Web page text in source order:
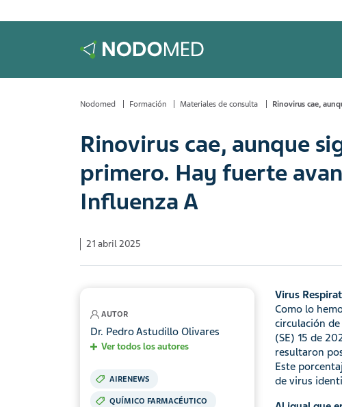
Nodomed Formación Materiales de consulta Rinovirus cae,
Rinovirus cae, aunque
primero. Hay fuerte
Influenza A
21 abril 2025
AUTOR
Dr. Pedro Astudillo Olivares
Ver todos los autores
AIRENEWS
QUÍMICO FARMACÉUTICO
Virus
Como lo
circulación
(SE) 15 de
resultaron
Este
de virus